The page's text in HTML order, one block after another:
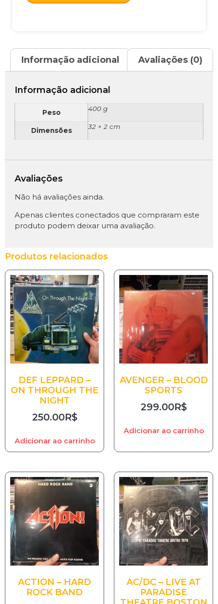
Informação adicional Avaliações (0)
Informação adicional
Peso 400 g
Dimensões 32 × 2 cm
Avaliações
Não há avaliações ainda.
Apenas clientes conectados que compraram este
produto podem deixar uma avaliação.
Produtos relacionados
DEF LEPPARD –
ON THROUGH THE
NIGHT
250.00R$
Adicionar ao carrinho
AVENGER – BLOOD
SPORTS
299.00R$
Adicionar ao carrinho
ACTION – HARD
ROCK BAND
AC/DC – LIVE AT
PARADISE